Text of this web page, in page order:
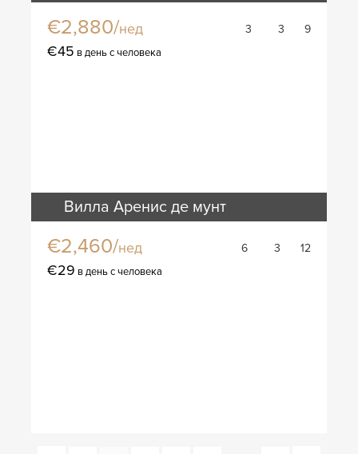
€2,880/нед 3 3 9
€45 в день с человека
Вилла Аренис де мунт
€2,460/нед 6 3 12
€29 в день с человека